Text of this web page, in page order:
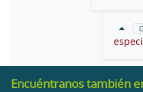
Encuéntranos también